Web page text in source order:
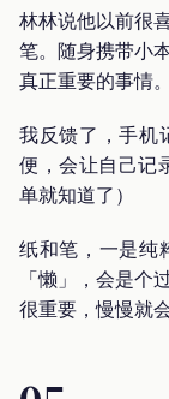
林林说他以前很
笔。随身携带小
真正重要的事情。
我反馈了，手机
便，会让自己记
单就知道了）
纸和笔，一是纯
「懒」，会是个
很重要，慢慢就